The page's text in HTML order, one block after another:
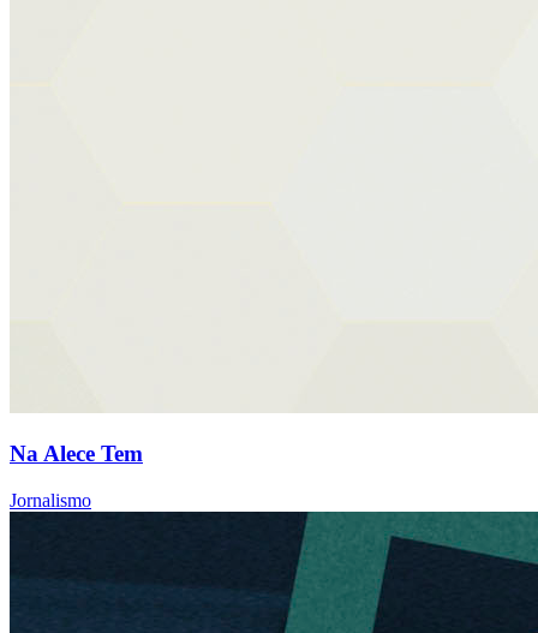
Na Alece Tem
Jornalismo